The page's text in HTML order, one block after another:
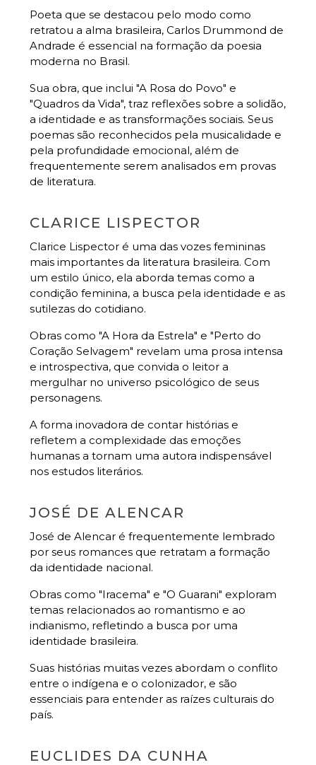
Poeta que se destacou pelo modo como
retratou a alma brasileira, Carlos Drummond de
Andrade é essencial na formação da poesia
moderna no Brasil.
Sua obra, que inclui "A Rosa do Povo" e
"Quadros da Vida", traz reflexões sobre a solidão,
a identidade e as transformações sociais. Seus
poemas são reconhecidos pela musicalidade e
pela profundidade emocional, além de
frequentemente serem analisados em provas
de literatura.
CLARICE LISPECTOR
Clarice Lispector é uma das vozes femininas
mais importantes da literatura brasileira. Com
um estilo único, ela aborda temas como a
condição feminina, a busca pela identidade e as
sutilezas do cotidiano.
Obras como "A Hora da Estrela" e "Perto do
Coração Selvagem" revelam uma prosa intensa
e introspectiva, que convida o leitor a
mergulhar no universo psicológico de seus
personagens.
A forma inovadora de contar histórias e
refletem a complexidade das emoções
humanas a tornam uma autora indispensável
nos estudos literários.
JOSÉ DE ALENCAR
José de Alencar é frequentemente lembrado
por seus romances que retratam a formação
da identidade nacional.
Obras como "Iracema" e "O Guarani" exploram
temas relacionados ao romantismo e ao
indianismo, refletindo a busca por uma
identidade brasileira.
Suas histórias muitas vezes abordam o conflito
entre o indígena e o colonizador, e são
essenciais para entender as raízes culturais do
país.
EUCLIDES DA CUNHA